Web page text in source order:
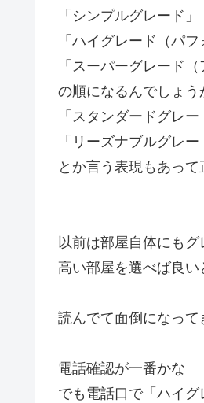
「シンプルグレード」
「ハイグレード（パフ
「スーパーグレード（
の順になるんでしょ
「スタンダードグレー
「リーズナブルグレー
とか言う表現もあっ
以前は部屋自体にも
高い部屋を選べば良
読んでて面倒になっ
電話確認が一番かな
でも電話口で「ハイ